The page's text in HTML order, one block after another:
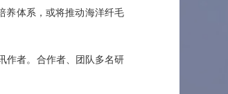
养体系，或将推动海洋纤毛
作者。合作者、团队多名研